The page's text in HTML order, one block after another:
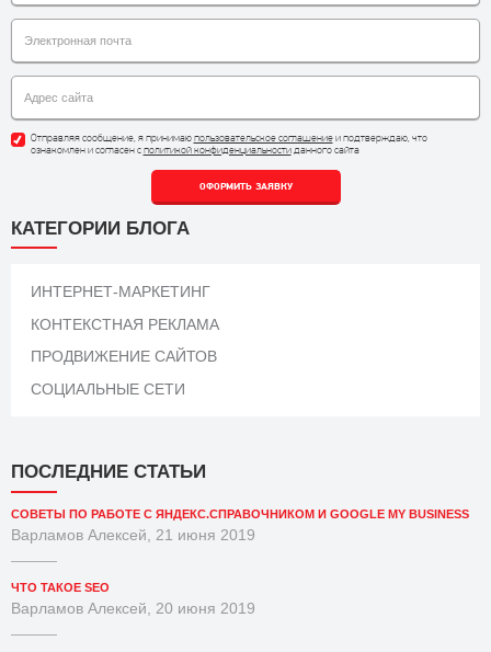
КАТЕГОРИИ БЛОГА
ИНТЕРНЕТ-МАРКЕТИНГ
КОНТЕКСТНАЯ РЕКЛАМА
ПРОДВИЖЕНИЕ САЙТОВ
СОЦИАЛЬНЫЕ СЕТИ
ПОСЛЕДНИЕ СТАТЬИ
СОВЕТЫ ПО РАБОТЕ С ЯНДЕКС.СПРАВОЧНИКОМ И GOOGLE MY BUSINESS
Варламов Алексей, 21 июня 2019
ЧТО ТАКОЕ SEO
Варламов Алексей, 20 июня 2019
Отправляя сообщение, я принимаюпользовательское соглашениеи подтверждаю, что
ознакомлен и согласен сполитикой конфиденциальностиданного сайта
ОФОРМИТЬ ЗАЯВКУ